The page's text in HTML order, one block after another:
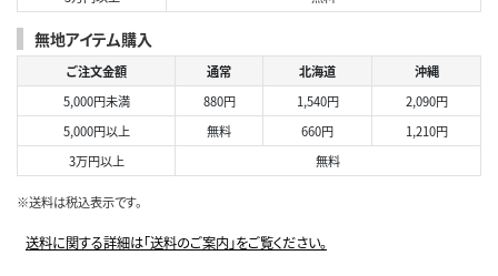
無地アイテム購入
ご注文金額 通常 北海道
沖縄
5,000円未満
880円 1,540円
2,090円
5,000円以上
無料 660円
1,210円
3万円以上
無料
※送料は税込表示です。
送料に関する詳細は「送料のご案内」をご覧ください。